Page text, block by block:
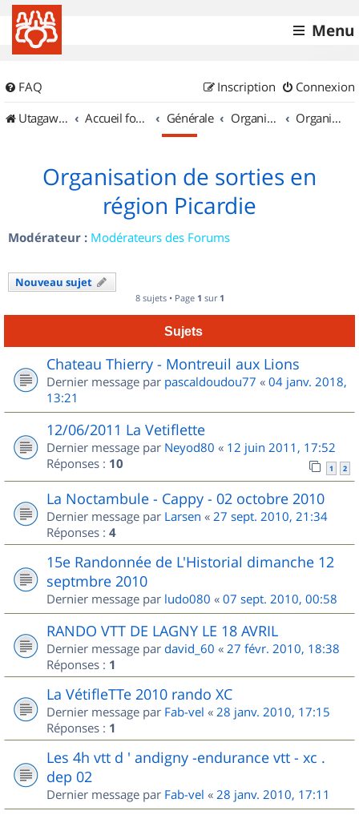
Menu
FAQ Connexion
Inscription
UtagawaVTT (Randos VTT et VTTAE avec traces GPS)
Accueil forum Générale Organisation de sorties & Recherche de partenaires Organisation de sorties en région Picardie
Organisation de sorties en
région Picardie
Modérateur : Modérateurs des Forums
Nouveau sujet
8 sujets • Page 1 sur 1
Sujets
Chateau Thierry - Montreuil aux Lions
Dernier message par pascaldoudou77 « 04 janv. 2018,
13:21
12/06/2011 La Vetiflette
Dernier message par Neyod80 « 12 juin 2011, 17:52
Réponses : 10 1 2
La Noctambule - Cappy - 02 octobre 2010
Dernier message par Larsen « 27 sept. 2010, 21:34
Réponses : 4
15e Randonnée de L'Historial dimanche 12
septmbre 2010
Dernier message par ludo080 « 07 sept. 2010, 00:58
RANDO VTT DE LAGNY LE 18 AVRIL
Dernier message par david_60 « 27 févr. 2010, 18:38
Réponses : 1
La VétifleTTe 2010 rando XC
Dernier message par Fab-vel « 28 janv. 2010, 17:15
Réponses : 1
Les 4h vtt d ' andigny -endurance vtt - xc .
dep 02
Dernier message par Fab-vel « 28 janv. 2010, 17:11